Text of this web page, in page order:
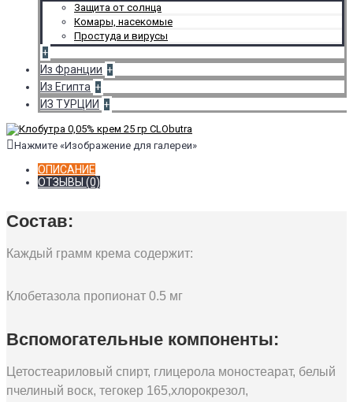
Защита от солнца
Комары, насекомые
Простуда и вирусы
+
Из Франции +
Из Египта +
ИЗ ТУРЦИИ +
Нажмите «Изображение для галереи»
ОПИСАНИЕ
ОТЗЫВЫ (0)
Состав:
Каждый грамм крема содержит:
Клобетазола пропионат 0.5 мг
Вспомогательные компоненты:
Цетостеариловый спирт, глицерола моностеарат, белый
пчелиный воск, тегокер 165,хлорокрезол,